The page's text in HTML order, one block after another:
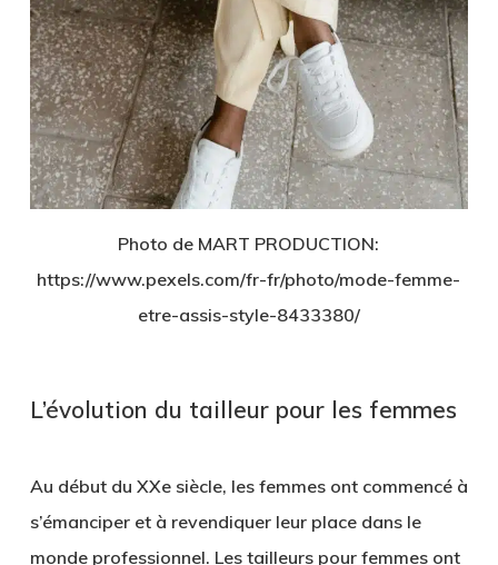
Photo de MART PRODUCTION:
https://www.pexels.com/fr-fr/photo/mode-femme-
etre-assis-style-8433380/
L’évolution du tailleur pour les femmes
Au début du XXe siècle, les femmes ont commencé à
s’émanciper et à revendiquer leur place dans le
monde professionnel. Les tailleurs pour femmes ont